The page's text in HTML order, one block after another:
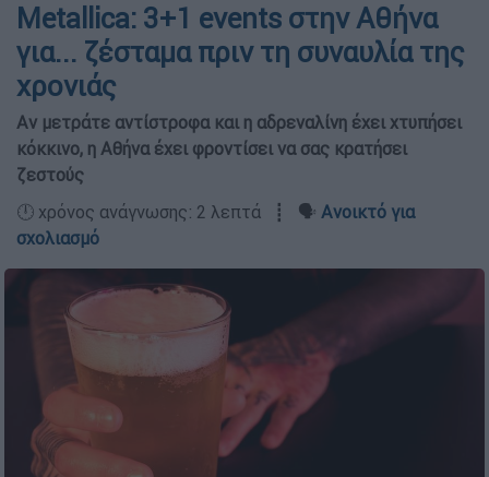
Metallica: 3+1 events στην Αθήνα
για... ζέσταμα πριν τη συναυλία της
χρονιάς
Αν μετράτε αντίστροφα και η αδρεναλίνη έχει χτυπήσει
κόκκινο, η Αθήνα έχει φροντίσει να σας κρατήσει
ζεστούς
🕛 χρόνος ανάγνωσης: 2 λεπτά ┋ 🗣️ Ανοικτό για
σχολιασμό